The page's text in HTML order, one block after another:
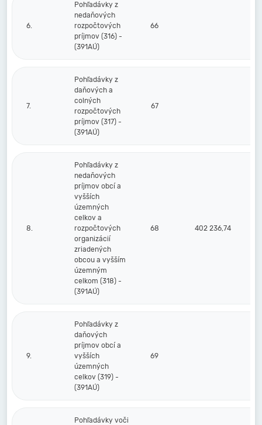
6.
Pohľadávky z
nedaňových
rozpočtových
príjmov (316) -
(391AÚ)
66
7.
Pohľadávky z
daňových a
colných
rozpočtových
príjmov (317) -
(391AÚ)
67
8.
Pohľadávky z
nedaňových
príjmov obcí a
vyšších
územných
celkov a
rozpočtových
organizácií
zriadených
obcou a vyšším
územným
celkom (318) -
(391AÚ)
68 402 236,74
9.
Pohľadávky z
daňových
príjmov obcí a
vyšších
územných
celkov (319) -
(391AÚ)
69
Pohľadávky voči